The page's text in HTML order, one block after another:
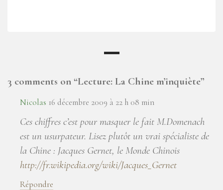
3 comments on “Lecture: La Chine m’inquiète”
Nicolas 16 décembre 2009 à 22 h 08 min
Ces chiffres c’est pour masquer le fait M.Domenach
est un usurpateur. Lisez plutôt un vrai spécialiste de
la Chine : Jacques Gernet, le Monde Chinois
http://fr.wikipedia.org/wiki/Jacques_Gernet
Répondre